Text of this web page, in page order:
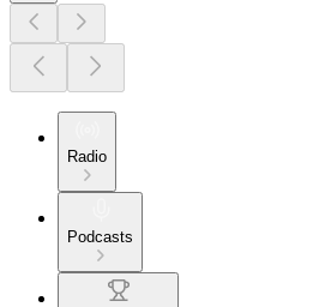
Radio
Podcasts